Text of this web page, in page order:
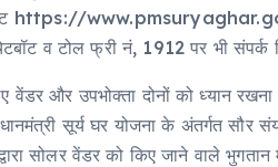
https://
व टोल फ्री नं, 1912 पर भी संपर्क
और उपभोक्ता दोनों को ध्यान
सूर्य घर योजना के अंतर्गत सौर
सोलर वेंडर को किए जाने वाले